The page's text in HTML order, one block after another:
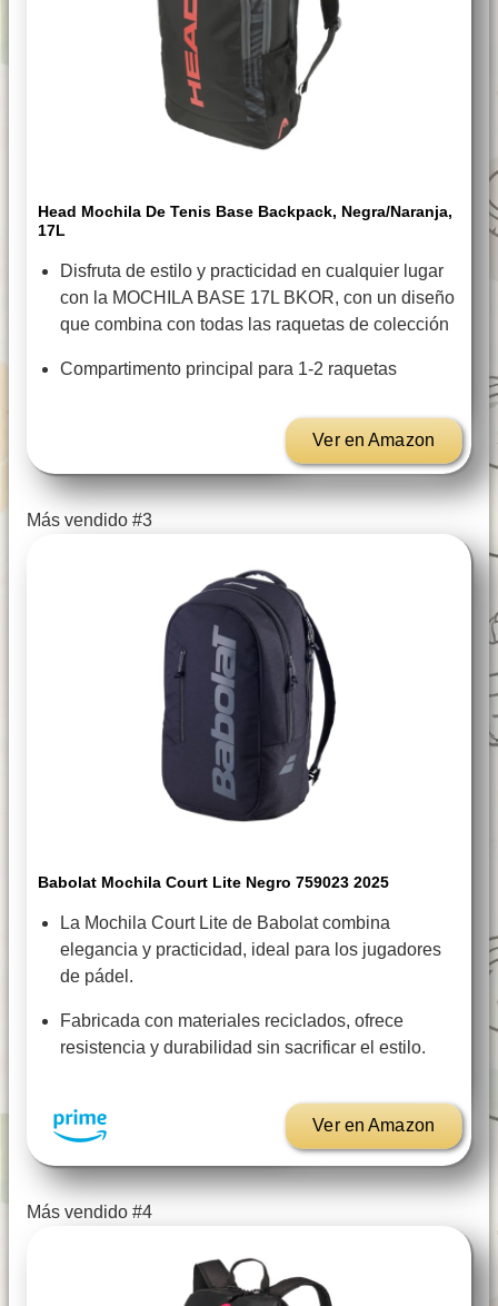
Head Mochila De Tenis Base Backpack, Negra/naranja,
17L
Disfruta de estilo y practicidad en cualquier lugar
con la MOCHILA BASE 17L BKOR, con un diseño
que combina con todas las raquetas de colección
Compartimento principal para 1-2 raquetas
Ver en Amazon
Más vendido #3
Babolat Mochila Court Lite Negro 759023 2025
La Mochila Court Lite de Babolat combina
elegancia y practicidad, ideal para los jugadores
de pádel.
Fabricada con materiales reciclados, ofrece
resistencia y durabilidad sin sacrificar el estilo.
Ver en Amazon
Más vendido #4